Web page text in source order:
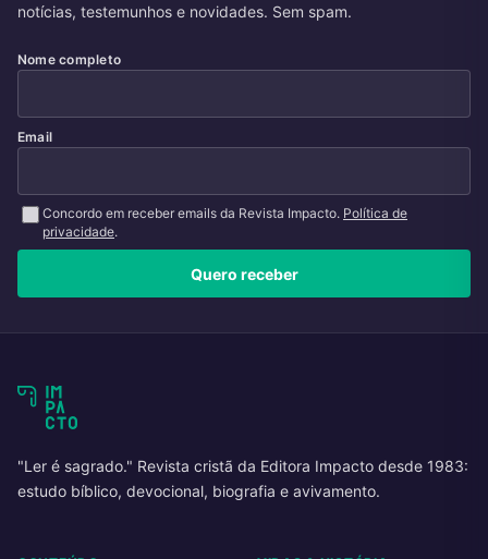
notícias, testemunhos e novidades. Sem spam.
Nome completo
Email
Concordo em receber emails da Revista Impacto. Política de
privacidade.
Quero receber
"Ler é sagrado." Revista cristã da Editora Impacto desde 1983:
estudo bíblico, devocional, biografia e avivamento.